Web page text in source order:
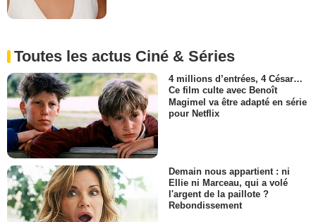
Toutes les actus Ciné & Séries
4 millions d’entrées, 4 César…
Ce film culte avec Benoît
Magimel va être adapté en série
pour Netflix
Demain nous appartient : ni
Ellie ni Marceau, qui a volé
l'argent de la paillote ?
Rebondissement